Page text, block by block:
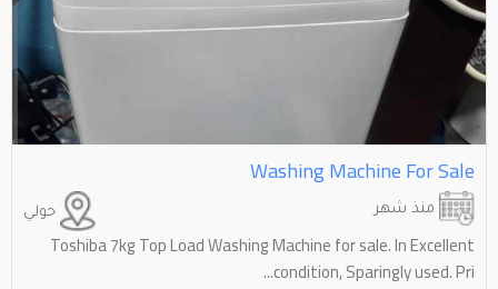
Washing Machine For Sale
حولي منذ شهر
Toshiba 7kg Top Load Washing Machine for sale. In Excellent
condition, Sparingly used. Pri...